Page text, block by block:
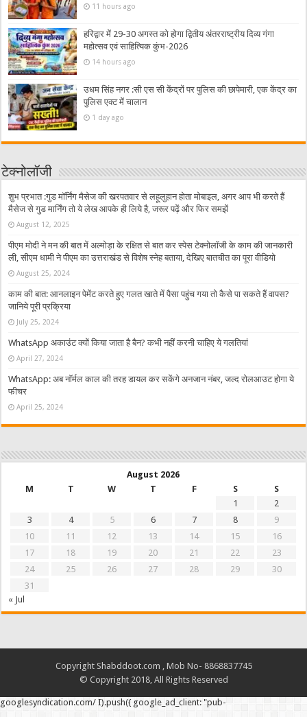
11 hours ago
हरिद्वार में 29-30 अगस्त को होगा द्वितीय अंतरराष्ट्रीय दिव्य गंगा
महोत्सव एवं साहित्यिक कुंभ-2026
14 hours ago
उधम सिंह नगर :सी एस सी केंद्रों पर पुलिस की छापेमारी, एक केंद्र का
पुलिस एक्ट में चालान
1 day ago
टेक्नोलॉजी
शुभ प्रभात :गुड मॉर्निंग मैसेज की खरपतवार से लहूलुहान होता मोबाइल, अगर आप भी करते हैं
मैसेज से गुड मार्निंग तो ये लेख आपके ही लिये है, जरूर पढ़ें और फिर समझें
August 12, 2025
पीएम मोदी ने मन की बात में अल्मोड़ा के रक्षित से बात कर स्पेस टेक्नोलॉजी के काम की जानकारी
ली, सीएम धामी ने पीएम का उत्तराखंड से विशेष स्नेह बताया, देखिए बातचीत का पूरा वीडियो
August 25, 2024
काम की बात: आनलाइन पेमेंट करते हुए गलत खाते में पैसा पहुंच गया तो कैसे पा सकते हैं वापस?
जानिये पूरी प्रक्रिया
July 25, 2024
WhatsApp अकाउंट क्यों किया जाता है बैन? कभी नहीं करनी चाहिए ये गलतियां
April 27, 2024
WhatsApp: अब नॉर्मल काल की तरह डायल कर सकेंगे अनजान नंबर, जल्द रोलआउट होगा ये
फीचर
April 25, 2024
August 2026
M
T W T F S
S
1
2
3
4 5 6 7 8
9
10
11 12 13 14 15
16
17
18 19 20 21 22
23
24
25 26 27 28 29
30
31
« Jul
Copyright Shabddoot.com , Mob No- 8868837745
© Copyright 2018, All Rights Reserved
googlesyndication.com/ I).push({ google_ad_client: "pub-